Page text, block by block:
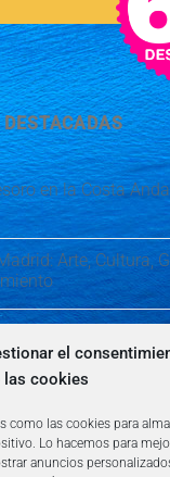
el
las cookies
como las cookies para
Lo hacemos para
anuncios
en la Costa
Arte, Cultura,